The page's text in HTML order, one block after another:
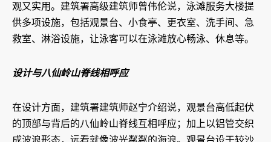
观又实用。建筑署高级建筑师曾伟伦说，泳滩服务大楼提
供多项设施，包括观景台、小食亭、更衣室、洗手间、急
救室、淋浴设施，让泳客可以在泳滩放心畅泳、休息等。
设计与八仙岭山脊线相呼应
在设计方面，建筑署建筑师赵宁介绍说，观景台高低起伏
的顶部与背后的八仙岭山脊线互相呼应；加上以铝管交织